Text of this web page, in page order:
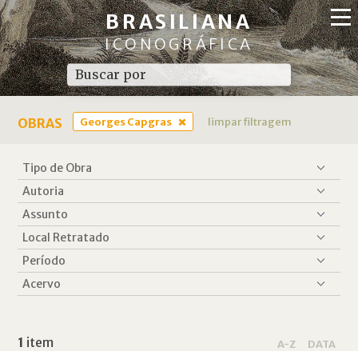
BRASILIANA
ICONOGRÁFICA
OBRAS Georges Capgras limpar filtragem
1 item A-Z DATA